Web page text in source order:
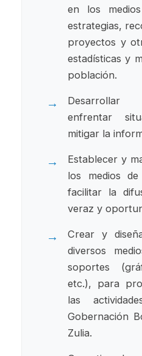
en los
estrategias,
proyectos y
estadísticas y
población.
Desarrollar
enfrentar
mitigar la
Establecer y
los medios
facilitar la
veraz y
Crear y
diversos
soportes
etc.), para
las
Gobernación
Zulia.